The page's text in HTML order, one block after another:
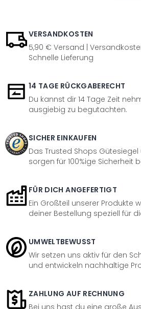
VERSANDKOSTEN
5,90 € Versand |
Schnelle Lieferung
14 TAGE RÜCKGABERECHT
Du kannst dir 14 Tage Zeit
ausgiebig zu begutachten.
SICHER EINKAUFEN
Das Trusted Shops
sorgen für 100%ige Sicherheit
FÜR DICH ANGEFERTIGT
Ein Großteil unserer Produkte
deiner Bestellung speziell für
UMWELTBEWUSST
Wir setzen uns aktiv für den
und entwickeln nachhaltige
ZAHLUNG AUF RECHNUNG
Bei uns hast du eine große